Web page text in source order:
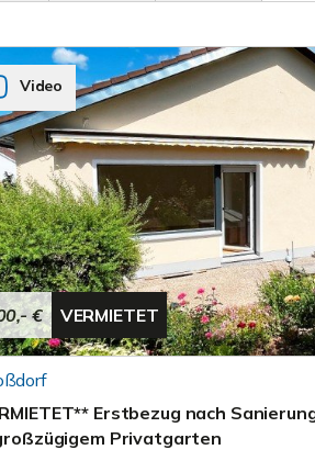
€ VERMIETET
Video
Erstbezug nach
Privatgarten